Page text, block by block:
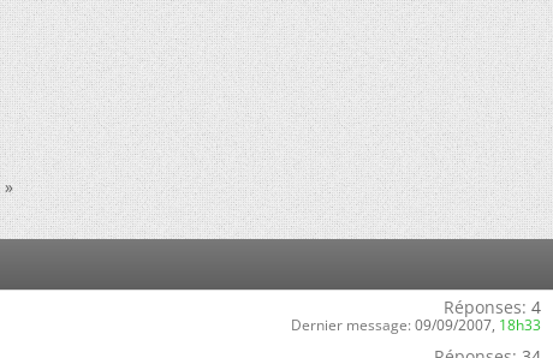
»
Réponses: 4
Dernier message: 09/09/2007, 18h33